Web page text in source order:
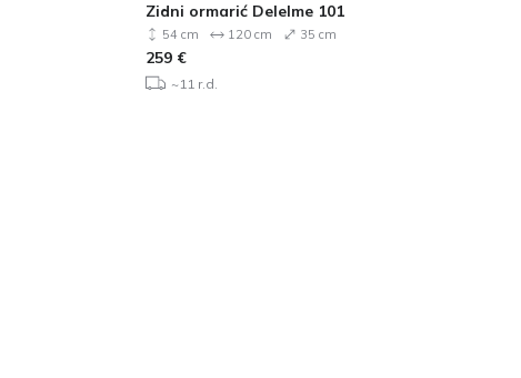
Zidni ormarić Delelme 101
54 cm 120 cm 35 cm
259 €
~11 r.d.